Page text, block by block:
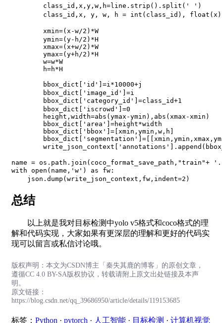
        class_id
, x , y , w , h=line . strip ( ) . split ( ' ' )
        class_id
, x , y , w , h = int ( class_id ) , float ( x )
        xmin
=( x -w/2 ) *
        ymin
=( y- h /2 ) *H
        xmax
=( x+w/2 ) *W
        ymax
=( y+h /2 ) *H
        w
=w*W
        h
=h*H
        bbox_dict
'id' =i *10000+
        bbox_dict
'image_id' =i
        bbox_dict
'category_id' =class_id+1
        bbox_dict
'iscrowd' =0
        height
, width=abs ( ymax -ymin ) , abs ( xmax - xmin )
        bbox_dict
'area' =height*width
        bbox_dict
'bbox' = xmin , ymin , w , h
        bbox_dict
'segmentation' = xmin , ymin , xmax ,
        write_json_context
'annotations' . append (
name = os . path . join ( coco_format_save_path , "train"+
with open ( name , 'w' ) as fw :
    json
. dump ( write_json_context , fw , indent=2 )
总结
以上就是我对目标检测中yolo v5格式和coco格式的理
解和代码实现，大家如果有更深层的理解和更好的代码实
现可以留言或私信讨论哦。
版权声明：本文为CSDN博主「秦失其鹿的博客」的原创文章，
遵循CC 4.0 BY-SA版权协议，转载请附上原文出处链接及本声
明。
原文链接：
https://blog.csdn.net/qq_39686950/article/details/119153685
标签： Python · pytorch · 人工智能 · 目标检测 · 计算机视觉